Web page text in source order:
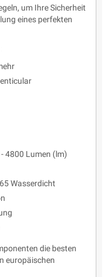
um Ihre Sicherheit
eines perfekten
4800 Lumen (lm)
Wasserdicht
die besten
europäischen